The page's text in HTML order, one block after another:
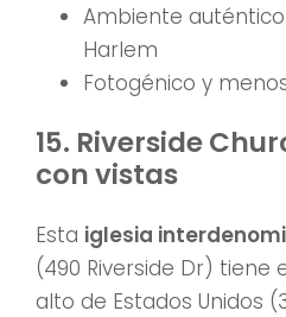
Ambiente
Harlem
Fotogénico y
15. Riverside
con vistas
Esta iglesia
(490 Riverside Dr)
alto de Estados Unidos